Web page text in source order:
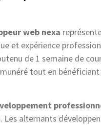
web nexa
et expérience
de 1 semaine de
tout en
Les alternants